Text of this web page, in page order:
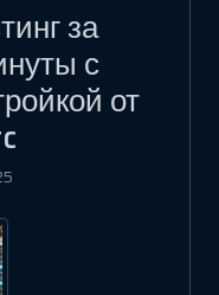
за
с
от